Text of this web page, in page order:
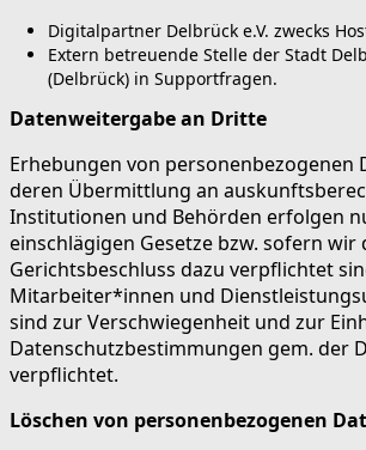
Digitalpartner Delbrück e.V. zwecks
Extern betreuende Stelle der Stadt
(Delbrück) in Supportfragen.
Datenweitergabe an Dritte
Erhebungen von personenbezogenen
deren Übermittlung an
Institutionen und Behörden erfolgen
einschlägigen Gesetze bzw. sofern wir
Gerichtsbeschluss dazu verpflichtet
Mitarbeiter*innen und
sind zur Verschwiegenheit und zur
Datenschutzbestimmungen gem. der
verpflichtet.
Löschen von personenbezogenen